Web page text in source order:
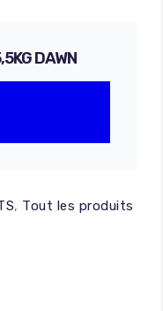
DAWN
, Tout les produits